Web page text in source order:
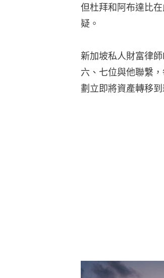
但杜拜和阿布達比
疑。
新加坡私人財富律
六、七位與他聯繫
劃立即將資產轉移到